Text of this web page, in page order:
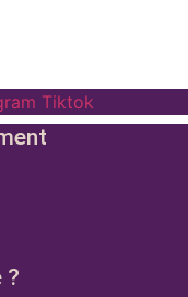
Tiktok
?